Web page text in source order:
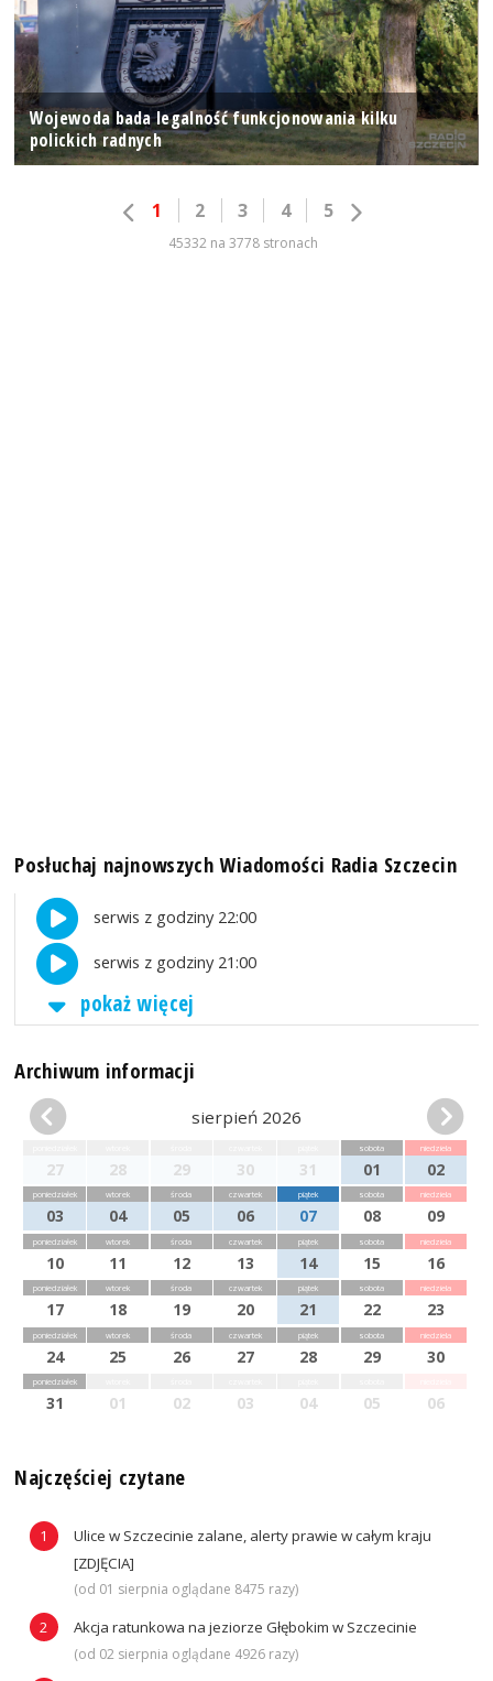
Wojewoda bada legalność funkcjonowania kilku
polickich radnych
1 2 3 4 5
45332 na 3778 stronach
Posłuchaj najnowszych Wiadomości Radia Szczecin
serwis z godziny 22:00
serwis z godziny 21:00
pokaż więcej
Archiwum informacji
sierpień 2026
27 28 29 30 31
sobota
01
niedziela
02
poniedziałek
03
wtorek
04
środa
05
czwartek
06
piątek
07
sobota
08
niedziela
09
poniedziałek
10
wtorek
11
środa
12
czwartek
13
piątek
14
sobota
15
niedziela
16
poniedziałek
17
wtorek
18
środa
19
czwartek
20
piątek
21
sobota
22
niedziela
23
poniedziałek
24
wtorek
25
środa
26
czwartek
27
piątek
28
sobota
29
niedziela
30
poniedziałek
31 01 02 03 04 05 06
Najczęściej czytane
Ulice w Szczecinie zalane, alerty prawie w całym kraju
[ZDJĘCIA]
(od 01 sierpnia oglądane 8475 razy)
Akcja ratunkowa na jeziorze Głębokim w Szczecinie
(od 02 sierpnia oglądane 4926 razy)